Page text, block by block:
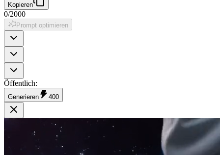
Kopieren
0/2000
Prompt optimieren
Öffentlich:
Generieren 400